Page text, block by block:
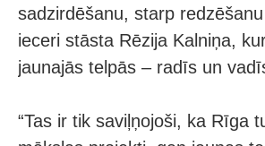
sadzirdēšanu, starp
ieceri stāsta Rēzija Kalniņa,
jaunajās telpās – radīs un
“Tas ir tik saviļņojoši, ka Rīga